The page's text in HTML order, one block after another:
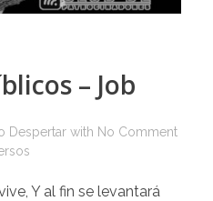
– Job
Despertar with No Comment
Y al fin se levantará